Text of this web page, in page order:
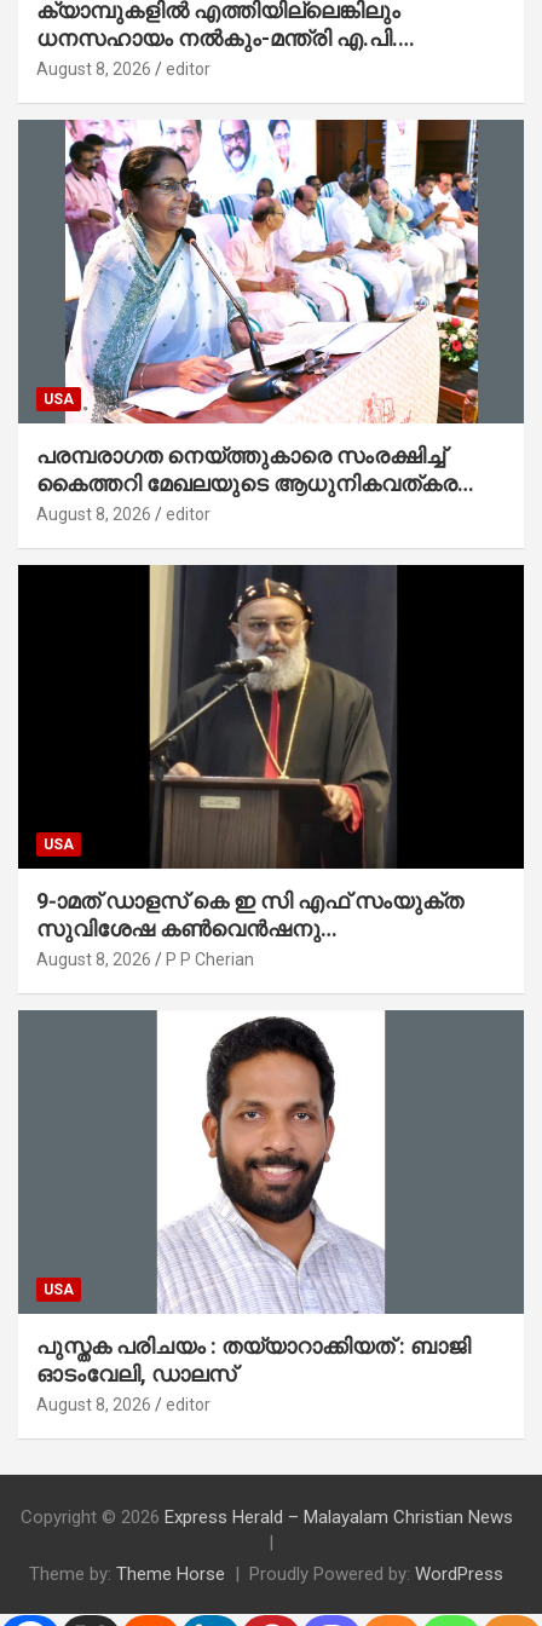
ക്യാമ്പുകളിൽ എത്തിയില്ലെങ്കിലും
ധനസഹായം നൽകും-മന്ത്രി എ.പി.
അനിൽകുമാർ
August 8, 2026 editor
USA
പരമ്പരാഗത നെയ്ത്തുകാരെ സംരക്ഷിച്ച്
കൈത്തറി മേഖലയുടെ ആധുനികവത്കരണം
സാധ്യമാക്കും : ഡെപ്യൂട്ടി സ്പീക്കർ
August 8, 2026 editor
USA
9-ാമത് ഡാളസ് കെ ഇ സി എഫ് സംയുക്ത
സുവിശേഷ കൺവെൻഷനു
പ്രാർത്ഥനാനിർഭരമായ തുടക്കം
August 8, 2026 P P Cherian
USA
പുസ്തക പരിചയം : തയ്യാറാക്കിയത് : ബാജി
ഓടംവേലി, ഡാലസ്
August 8, 2026 editor
Copyright © 2026 Express Herald – Malayalam Christian News
Theme by: Theme Horse Proudly Powered by: WordPress